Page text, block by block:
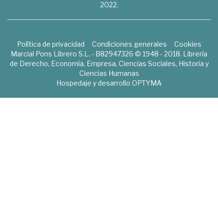
2022.
Política de privacidad Condiciones generales
Cookies
Marcial Pons Librero S.L. - B82947326 © 1948 - 2018. Librería
de Derecho, Economía, Empresa, Ciencias Sociales, Historia y
Ciencias Humanas
Hospedaje y desarrollo OPTYMA